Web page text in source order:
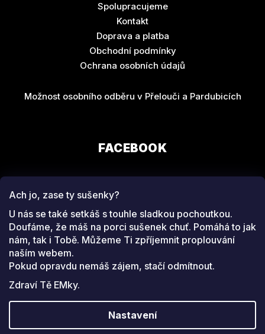
Ach jo, zase ty sušenky?
U nás se také setkáš s touhle sladkou pochoutkou.
Doufáme, že máš na porci sušenek chuť. Pomáhá to jak
nám, tak i Tobě. Můžeme Ti zpříjemnit proplouvání
naším webem.
Pokud opravdu nemáš zájem, stačí odmítnout.
Zdraví Tě EMky.
Nastavení
Spolupracujeme
Kontakt
Doprava a platba
Obchodní podmínky
Ochrana osobních údajů
Možnost osobního odběru v Přelouči a Pardubicích
FACEBOOK
SLEDUJ NÁS NA
INSTAGRAMU